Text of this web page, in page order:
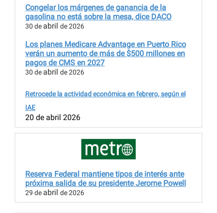
Congelar los márgenes de ganancia de la
gasolina no está sobre la mesa, dice DACO
30 de abril de 2026
Los planes Medicare Advantage en Puerto Rico
verán un aumento de más de $500 millones en
pagos de CMS en 2027
30 de abril de 2026
Retrocede la actividad económica en febrero, según el
IAE
20 de abril 2026
Reserva Federal mantiene tipos de interés ante
próxima salida de su presidente Jerome Powell
29 de abril de 2026